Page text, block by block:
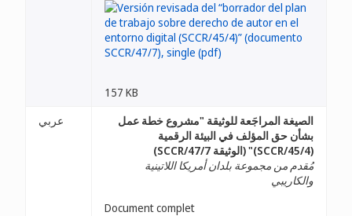
157 KB
عربي
الصيغة المراجَعة للوثيقة "مشروع خطة عمل
بشأن حق المؤلف في البيئة الرقمية
(SCCR/45/4)" (الوثيقة SCCR/47/7)
مُقدم من مجموعة بلدان أمريكا اللاتينية
والكاريبي
Document complet